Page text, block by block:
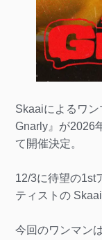
Skaaiによるワ
Gnarly』が2026
て開催決定。
12/3に待望の1st
ティストの Skaai
今回のワンマン